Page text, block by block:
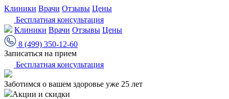
Клиники Врачи Отзывы Цены
Бесплатная консультация
Клиники Врачи Отзывы Цены
8 (499) 350-12-60
Записаться на прием
Бесплатная консультация
Заботимся о вашем здоровье уже 25 лет
Акции и скидки